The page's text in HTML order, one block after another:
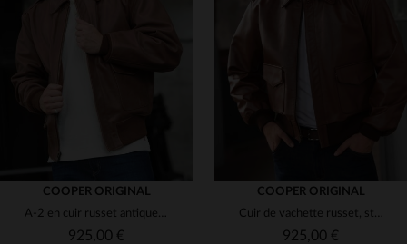
(2)
(2)
(2)
COOPER ORIGINAL
A-2 en cuir russet antique, coupe classique et robustesse militaire.
925,00 €
COOPER ORIGINAL
Cuir de vachette russet, style A-2 vintage des blousons de l'USAAF.
925,00 €